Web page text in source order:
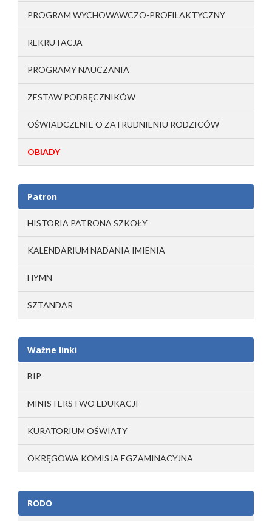
PROGRAM WYCHOWAWCZO-PROFILAKTYCZNY
REKRUTACJA
PROGRAMY NAUCZANIA
ZESTAW PODRĘCZNIKÓW
OŚWIADCZENIE O ZATRUDNIENIU RODZICÓW
OBIADY
Patron
HISTORIA PATRONA SZKOŁY
KALENDARIUM NADANIA IMIENIA
HYMN
SZTANDAR
Ważne linki
BIP
MINISTERSTWO EDUKACJI
KURATORIUM OŚWIATY
OKRĘGOWA KOMISJA EGZAMINACYJNA
RODO